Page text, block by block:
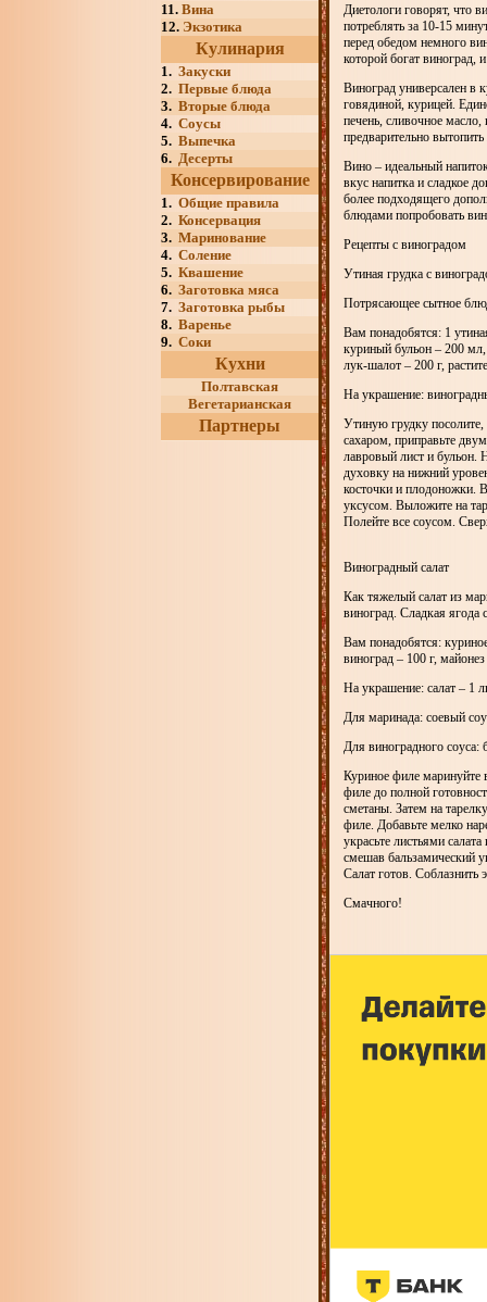
11. Вина
12. Экзотика
Кулинария
1. Закуски
2. Первые блюда
3. Вторые блюда
4. Соусы
5. Выпечка
6. Десерты
Консервирование
1. Общие правила
2. Консервация
3. Маринование
4. Соление
5. Квашение
6. Заготовка мяса
7. Заготовка рыбы
8. Варенье
9. Соки
Кухни
Полтавская
Вегетарианская
Партнеры
Диетологи говорят, что
потреблять за 10-15
перед обедом немного
которой богат виноград,
Виноград универсален в
говядиной, курицей.
печень, сливочное
предварительно
Вино – идеальный
вкус напитка и сладкое
более подходящего
блюдами попробовать
Рецепты с виноградом
Утиная грудка с
Потрясающее сытное
Вам понадобятся: 1
куриный бульон – 200
лук-шалот – 200 г,
На украшение:
Утиную грудку посолите,
сахаром, приправьте
лавровый лист и бульон.
духовку на нижний
косточки и плодоножки.
уксусом. Выложите на
Полейте все соусом.
Виноградный салат
Как тяжелый салат из
виноград. Сладкая ягода
Вам понадобятся:
виноград – 100 г,
На украшение: салат – 1
Для маринада: соевый
Для виноградного соуса:
Куриное филе маринуйте
филе до полной
сметаны. Затем на
филе. Добавьте мелко
украсьте листьями
смешав бальзамический
Салат готов.
Смачного!